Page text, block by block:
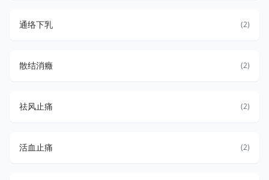
通络下乳 (2)
散结消癥 (2)
祛风止痛 (2)
活血止痛 (2)